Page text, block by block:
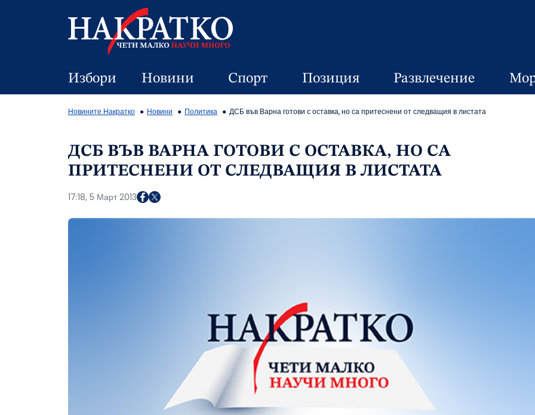
Избори Новини Спорт Позиция Развлечение
Новините Накратко Новини Политика ДСБ във Варна готови с оставка, но са притеснени от следващия в листата
ДСБ ВЪВ ВАРНА ГОТОВИ С ОСТАВКА, НО СА
ПРИТЕСНЕНИ ОТ СЛЕДВАЩИЯ В ЛИСТАТА
17:18, 5 Март 2013